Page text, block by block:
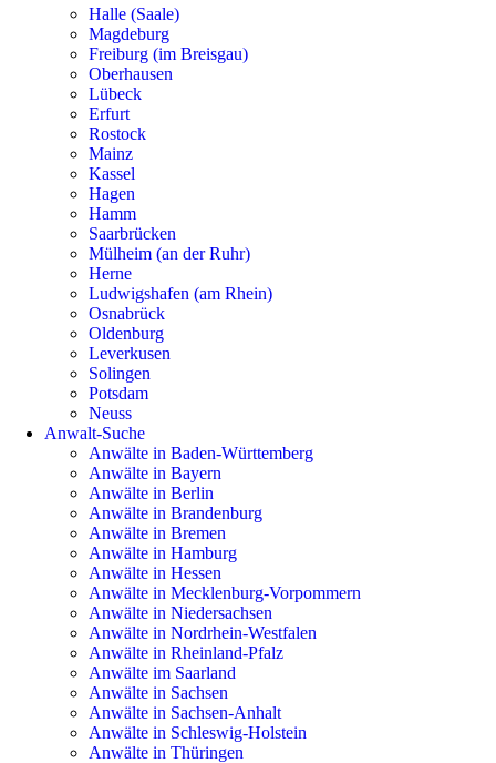
Halle (Saale)
Magdeburg
Freiburg (im Breisgau)
Oberhausen
Lübeck
Erfurt
Rostock
Mainz
Kassel
Hagen
Hamm
Saarbrücken
Mülheim (an der Ruhr)
Herne
Ludwigshafen (am Rhein)
Osnabrück
Oldenburg
Leverkusen
Solingen
Potsdam
Neuss
Anwalt-Suche
Anwälte in Baden-Württemberg
Anwälte in Bayern
Anwälte in Berlin
Anwälte in Brandenburg
Anwälte in Bremen
Anwälte in Hamburg
Anwälte in Hessen
Anwälte in Mecklenburg-Vorpommern
Anwälte in Niedersachsen
Anwälte in Nordrhein-Westfalen
Anwälte in Rheinland-Pfalz
Anwälte im Saarland
Anwälte in Sachsen
Anwälte in Sachsen-Anhalt
Anwälte in Schleswig-Holstein
Anwälte in Thüringen